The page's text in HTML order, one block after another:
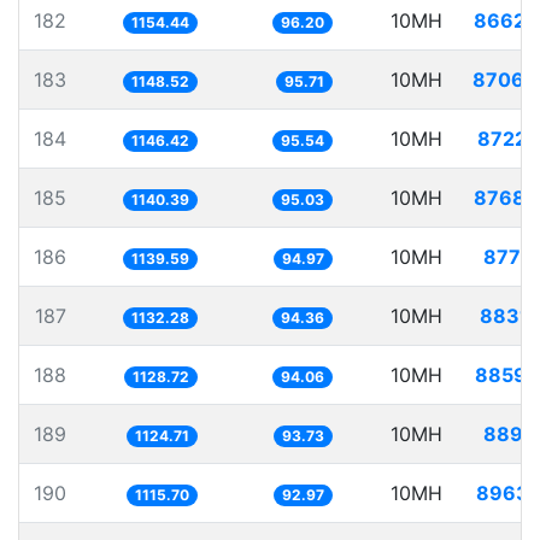
182 1154.44 96.20 10MH
183 1148.52 95.71 10MH
184 1146.42 95.54 10MH
185 1140.39 95.03 10MH
186 1139.59 94.97 10MH
187 1132.28 94.36 10MH
188 1128.72 94.06 10MH
189 1124.71 93.73 10MH
190 1115.70 92.97 10MH